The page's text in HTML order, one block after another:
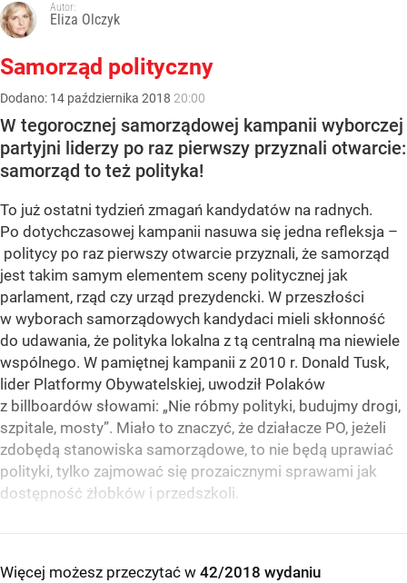
Autor:
Eliza Olczyk
Samorząd polityczny
Dodano: 14 października 2018 20:00
W tegorocznej samorządowej kampanii wyborczej
partyjni liderzy po raz pierwszy przyznali otwarcie:
samorząd to też polityka!
To już ostatni tydzień zmagań kandydatów na radnych.
Po dotychczasowej kampanii nasuwa się jedna refleksja –
politycy po raz pierwszy otwarcie przyznali, że samorząd
jest takim samym elementem sceny politycznej jak
parlament, rząd czy urząd prezydencki. W przeszłości
w wyborach samorządowych kandydaci mieli skłonność
do udawania, że polityka lokalna z tą centralną ma niewiele
wspólnego. W pamiętnej kampanii z 2010 r. Donald Tusk,
lider Platformy Obywatelskiej, uwodził Polaków
z billboardów słowami: „Nie róbmy polityki, budujmy drogi,
szpitale, mosty”. Miało to znaczyć, że działacze PO, jeżeli
zdobędą stanowiska samorządowe, to nie będą uprawiać
polityki, tylko zajmować się prozaicznymi sprawami jak
dostępność żłobków i przedszkoli.
Więcej możesz przeczytać w 42/2018 wydaniu